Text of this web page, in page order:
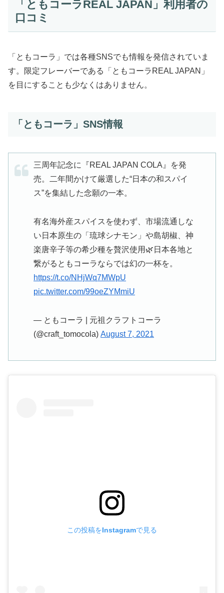
「ともコーラREAL JAPAN」利用者の
口コミ
「ともコーラ」では各種SNSでも情報を発信されていま
す。限定フレーバーである「ともコーラREAL JAPAN」
を目にすることも少なくはありません。
「ともコーラ」SNS情報
三周年記念に『REAL JAPAN COLA』を発
売。二年間かけて厳選した“日本の和スパイ
ス”を集結した念願の一本。
有名海外産スパイスを使わず、市場流通しな
い日本原生の「琉球シナモン」や島胡椒、神
楽唐辛子等の希少種を贅沢使用🌿日本各地と
繋がるともコーラならでは幻の一杯を。
https://t.co/NHjWq7MWpU
pic.twitter.com/99oeZYMmiU
— ともコーラ | 元祖クラフトコーラ
(@craft_tomocola) August 7, 2021
この投稿をInstagramで見る